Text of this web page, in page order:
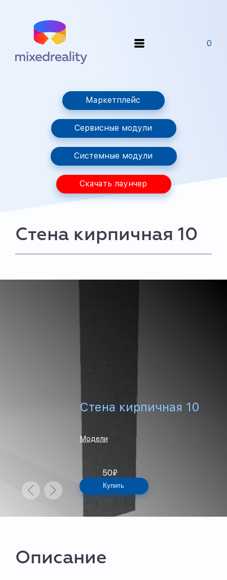
0
Маркетплейс
Сервисные модули
Системные модули
Скачать лаунчер
Стена кирпичная 10
Стена кирпичная 10
Модели
50₽
Купить
Описание